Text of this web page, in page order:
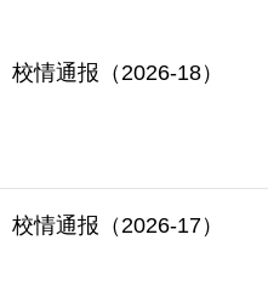
校情通报（2026-18）
校情通报（2026-17）